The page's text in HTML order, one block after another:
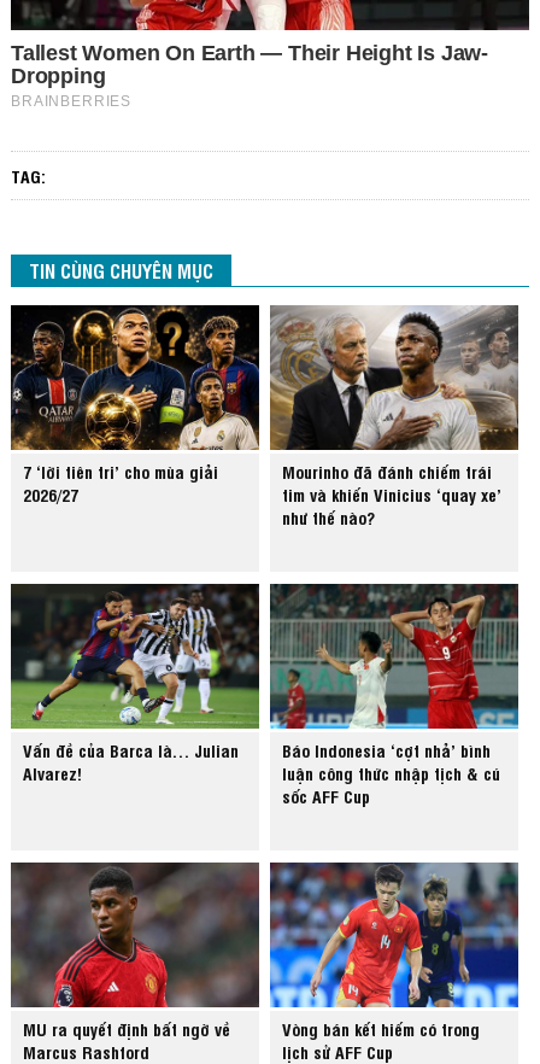
TAG:
TIN CÙNG CHUYÊN MỤC
7 ‘lời tiên tri’ cho mùa giải
2026/27
Mourinho đã đánh chiếm trái
tim và khiến Vinicius ‘quay xe’
như thế nào?
Vấn đề của Barca là… Julian
Alvarez!
Báo Indonesia ‘cợt nhả’ bình
luận công thức nhập tịch & cú
sốc AFF Cup
MU ra quyết định bất ngờ về
Marcus Rashford
Vòng bán kết hiếm có trong
lịch sử AFF Cup